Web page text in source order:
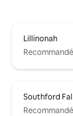
Lillinonah
Southford